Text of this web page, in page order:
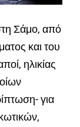
Σάμο, από
και του
ηλικίας
για